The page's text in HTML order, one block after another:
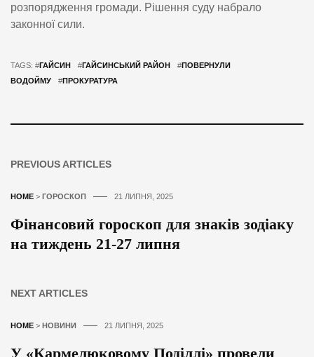
розпорядження громади. Рішення суду набрало
законної сили.
TAGS: #ГАЙСИН #ГАЙСИНСЬКИЙ РАЙОН #ПОВЕРНУЛИ
ВОДОЙМУ
#ПРОКУРАТУРА
PREVIOUS ARTICLES
HOME > ГОРОСКОП 21 ЛИПНЯ, 2025
Фінансовий гороскоп для знаків зодіаку
на тиждень 21-27 липня
NEXT ARTICLES
HOME > НОВИНИ 21 ЛИПНЯ, 2025
У «Кармелюковому Поділлі» провели